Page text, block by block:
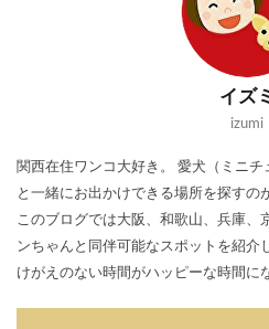
イズ
izumi
関西在住ワンコ大好き。 愛犬（ミニ
と一緒にお出かけできる場所を探すの
このブログでは大阪、和歌山、兵庫、
ンちゃんと同伴可能なスポットを紹介
けがえのない時間がハッピーな時間に